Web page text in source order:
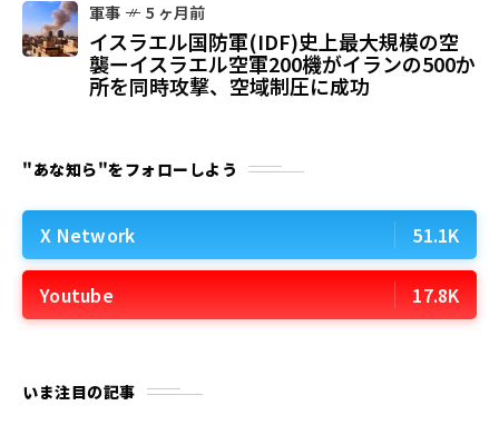
軍事 5 ヶ月前
イスラエル国防軍(IDF)史上最大規模の空
襲ーイスラエル空軍200機がイランの500か
所を同時攻撃、空域制圧に成功
"あな知ら"をフォローしよう
X Network 51.1K
Youtube 17.8K
いま注目の記事